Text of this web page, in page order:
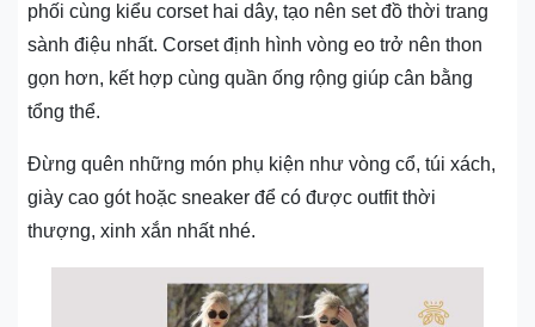
phối cùng kiểu corset hai dây, tạo nên set đồ thời trang
sành điệu nhất. Corset định hình vòng eo trở nên thon
gọn hơn, kết hợp cùng quần ống rộng giúp cân bằng
tổng thể.
Đừng quên những món phụ kiện như vòng cổ, túi xách,
giày cao gót hoặc sneaker để có được outfit thời
thượng, xinh xắn nhất nhé.